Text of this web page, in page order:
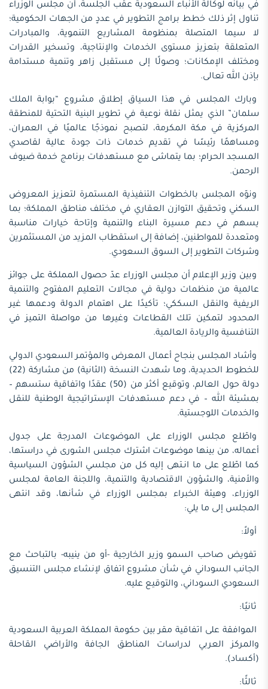
في بيانه لوكالة الأنباء السعودية عقب الجلسة، أن مجلس الوزراء
تناول إثر ذلك خطط برامج التطوير في عددٍ من الجهات الحكومية؛
لا سيما المتصلة بمنظومة المشاريع التنموية، والمبادرات
المتعلقة بتعزيز مستوى الخدمات والإنتاجية، وتسخير القدرات
ومختلف الإمكانات؛ وصولًا إلى مستقبل زاهر وتنمية مستدامة
بإذن الله تعالى.
وبارك المجلس في هذا السياق إطلاق مشروع “بوابة الملك
سلمان” الذي يمثل نقلة نوعية في تطوير البنية التحتية للمنطقة
المركزية في مكة المكرمة، لتصبح نموذجًا عالميًا في العمران،
ومساهمًا رئيسًا في تقديم خدمات ذات جودة عالية لقاصدي
المسجد الحرام؛ بما يتماشى مع مستهدفات برنامج خدمة ضيوف
الرحمن.
ونوّه المجلس بالخطوات التنفيذية المستمرة لتعزيز المعروض
السكني وتحقيق التوازن العقاري في مختلف مناطق المملكة؛ بما
يسهم في دعم مسيرة البناء والتنمية وإتاحة خيارات مناسبة
ومتعددة للمواطنين، إضافة إلى استقطاب المزيد من المستثمرين
وشركات التطوير إلى السوق السعودي.
وبين وزير الإعلام أن مجلس الوزراء عدّ حصول المملكة على جوائز
عالمية من منظمات دولية في مجالات التعليم المفتوح والتنمية
الريفية والنقل السككي؛ تأكيدًا على اهتمام الدولة ودعمها غير
المحدود لتمكين تلك القطاعات وغيرها من مواصلة التميز في
التنافسية والريادة العالمية.
وأشاد المجلس بنجاح أعمال المعرض والمؤتمر السعودي الدولي
للخطوط الحديدية، وما شهدت النسخة (الثانية) من مشاركة (22)
دولة حول العالم، وتوقيع أكثر من (50) عقدًا واتفاقية ستسهم –
بمشيئة الله – في دعم مستهدفات الإستراتيجية الوطنية للنقل
والخدمات اللوجستية.
واطّلع مجلس الوزراء على الموضوعات المدرجة على جدول
أعماله، من بينها موضوعات اشترك مجلس الشورى في دراستها،
كما اطّلع على ما انـتهى إليه كل من مجلسي الشؤون السياسية
والأمنية، والشؤون الاقتصادية والتنمية، واللجنة العامة لمجلس
الوزراء، وهيئة الخبراء بمجلس الوزراء في شأنها، وقد انتهى
المجلس إلى ما يلي:
أولاً:
تفويض صاحب السمو وزير الخارجية -أو من ينيبه- بالتباحث مع
الجانب السوداني في شأن مشروع اتفاق لإنشاء مجلس التنسيق
السعودي السوداني، والتوقيع عليه.
ثانيًا:
الموافقة على اتفاقية مقر بين حكومة المملكة العربية السعودية
والمركز العربي لدراسات المناطق الجافة والأراضي القاحلة
(أكساد).
ثالثًا: